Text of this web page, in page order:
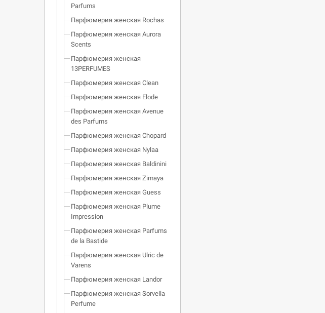
Parfums
Парфюмерия женская Rochas
Парфюмерия женская Aurora
Scents
Парфюмерия женская
13PERFUMES
Парфюмерия женская Clean
Парфюмерия женская Elode
Парфюмерия женская Avenue
des Parfums
Парфюмерия женская Chopard
Парфюмерия женская Nylaa
Парфюмерия женская Baldinini
Парфюмерия женская Zimaya
Парфюмерия женская Guess
Парфюмерия женская Plume
Impression
Парфюмерия женская Parfums
de la Bastide
Парфюмерия женская Ulric de
Varens
Парфюмерия женская Landor
Парфюмерия женская Sorvella
Perfume